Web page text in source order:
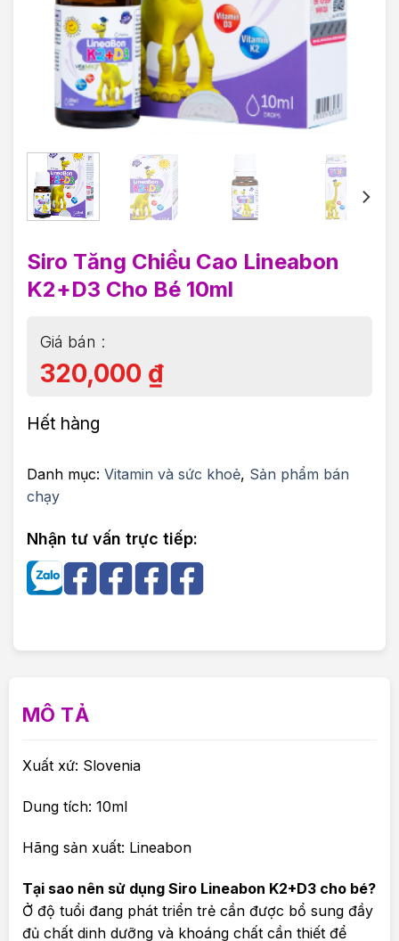
Siro Tăng Chiều Cao Lineabon
K2+D3 Cho Bé 10ml
320,000 ₫
Hết hàng
Danh mục: Vitamin và sức khoẻ, Sản phẩm bán
chạy
Nhận tư vấn trực tiếp:
MÔ TẢ
Xuất xứ: Slovenia
Dung tích: 10ml
Hãng sản xuất: Lineabon
Tại sao nên sử dụng Siro Lineabon K2+D3 cho bé?
Ở độ tuổi đang phát triển trẻ cần được bổ sung đầy
đủ chất dinh dưỡng và khoáng chất cần thiết để